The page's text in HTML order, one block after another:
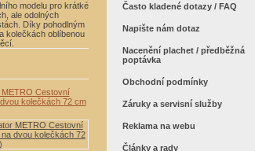
modelu pro krátké
ale odolných
Díky pohodlným
kolečkách oblíbenou
METRO Cestovní
kolečkách 72 cm
Často kladené dotazy / FAQ
Napište nám dotaz
Nacenění plachet / předběžná
poptávka
Obchodní podmínky
Záruky a servisní služby
Reklama na webu
Články a rady